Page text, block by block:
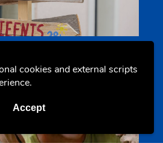
cookies and external scripts
Accept